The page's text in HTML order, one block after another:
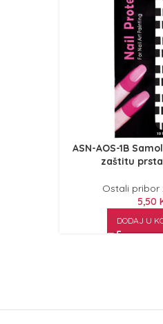
ASN-AOS-1B
zaštitu prsta
Ostali pribor
5,50
DODAJ U